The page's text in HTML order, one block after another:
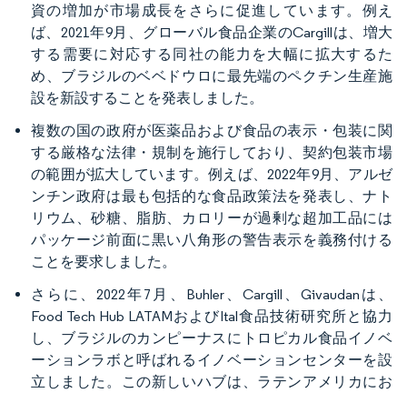
資の増加が市場成長をさらに促進しています。例え
ば、2021年9月、グローバル食品企業のCargillは、増大
する需要に対応する同社の能力を大幅に拡大するた
め、ブラジルのベベドウロに最先端のペクチン生産施
設を新設することを発表しました。
複数の国の政府が医薬品および食品の表示・包装に関
する厳格な法律・規制を施行しており、契約包装市場
の範囲が拡大しています。例えば、2022年9月、アルゼ
ンチン政府は最も包括的な食品政策法を発表し、ナト
リウム、砂糖、脂肪、カロリーが過剰な超加工品には
パッケージ前面に黒い八角形の警告表示を義務付ける
ことを要求しました。
さらに、2022年7月、Buhler、Cargill、Givaudanは、
Food Tech Hub LATAMおよびItal食品技術研究所と協力
し、ブラジルのカンピーナスにトロピカル食品イノベ
ーションラボと呼ばれるイノベーションセンターを設
立しました。この新しいハブは、ラテンアメリカにお